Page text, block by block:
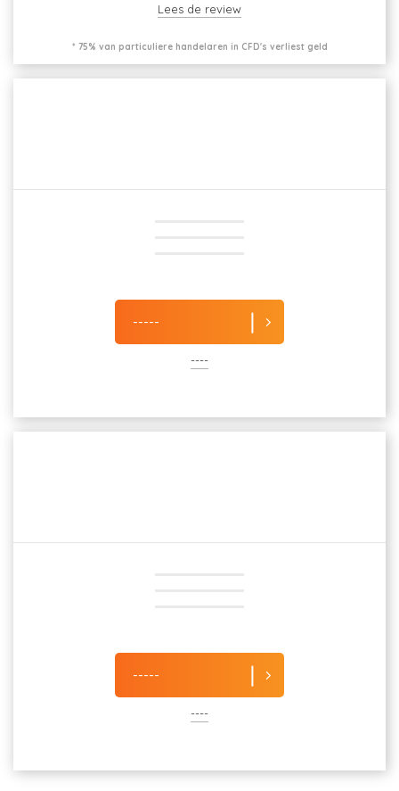
Lees de review
* 75% van particuliere handelaren in CFD's verliest geld
-----
----
-----
----